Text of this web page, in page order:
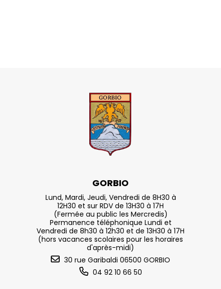
GORBIO
Lund, Mardi, Jeudi, Vendredi de 8H30 à
12H30 et sur RDV de 13H30 à 17H
(Fermée au public les Mercredis)
Permanence téléphonique Lundi et
Vendredi de 8h30 à 12h30 et de 13H30 à 17H
(hors vacances scolaires pour les horaires
d'après-midi)
30 rue Garibaldi 06500 GORBIO
04 92 10 66 50